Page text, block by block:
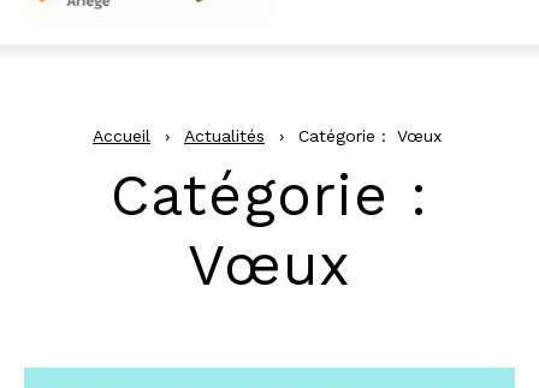
Accueil › Actualités › Catégorie : Vœux
Catégorie :
Vœux